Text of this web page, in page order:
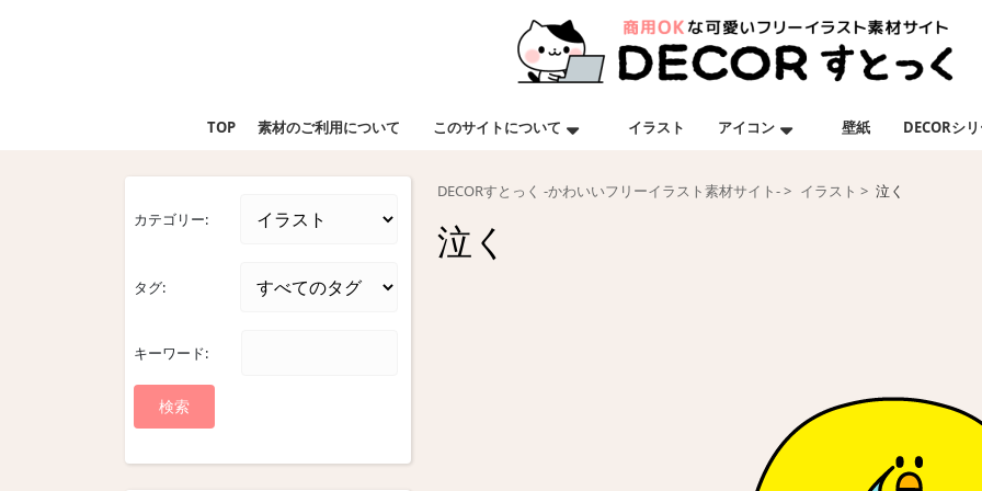
TOP 素材のご利用について このサイトについて イラスト アイコン 壁紙 DECORシ
カテゴリー:
タグ:
キーワード:
DECORすとっく -かわいいフリーイラスト素材サイト- イラスト 泣く
泣く